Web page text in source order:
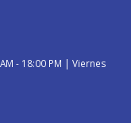
- 18:00 PM | Viernes